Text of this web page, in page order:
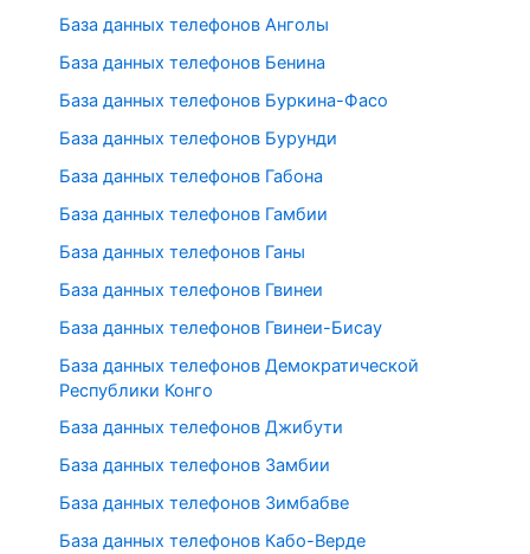
База данных телефонов Анголы
База данных телефонов Бенина
База данных телефонов Буркина-Фасо
База данных телефонов Бурунди
База данных телефонов Габона
База данных телефонов Гамбии
База данных телефонов Ганы
База данных телефонов Гвинеи
База данных телефонов Гвинеи-Бисау
База данных телефонов Демократической
Республики Конго
База данных телефонов Джибути
База данных телефонов Замбии
База данных телефонов Зимбабве
База данных телефонов Кабо-Верде